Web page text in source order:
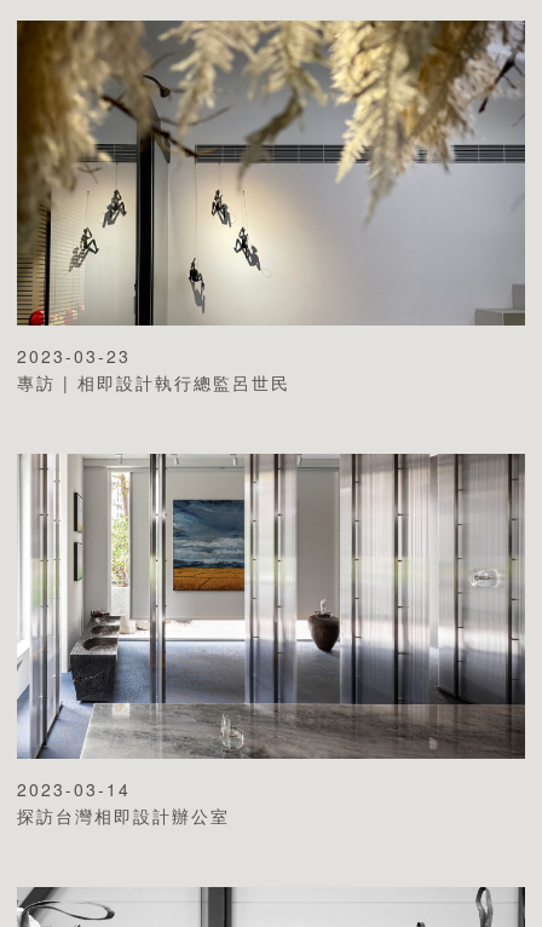
2023-03-23
專訪 | 相即設計執行總監呂世民
2023-03-14
探訪台灣相即設計辦公室